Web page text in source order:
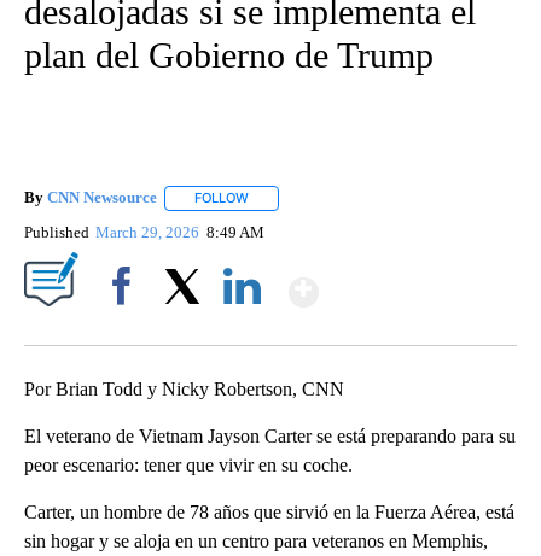
desalojadas si se implementa el
plan del Gobierno de Trump
By CNN Newsource FOLLOW
Published March 29, 2026 8:49 AM
Por Brian Todd y Nicky Robertson, CNN
El veterano de Vietnam Jayson Carter se está preparando para su
peor escenario: tener que vivir en su coche.
Carter, un hombre de 78 años que sirvió en la Fuerza Aérea, está
sin hogar y se aloja en un centro para veteranos en Memphis,